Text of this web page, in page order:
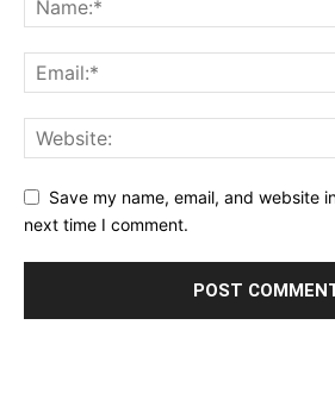
Save my name, email, and website
next time I comment.